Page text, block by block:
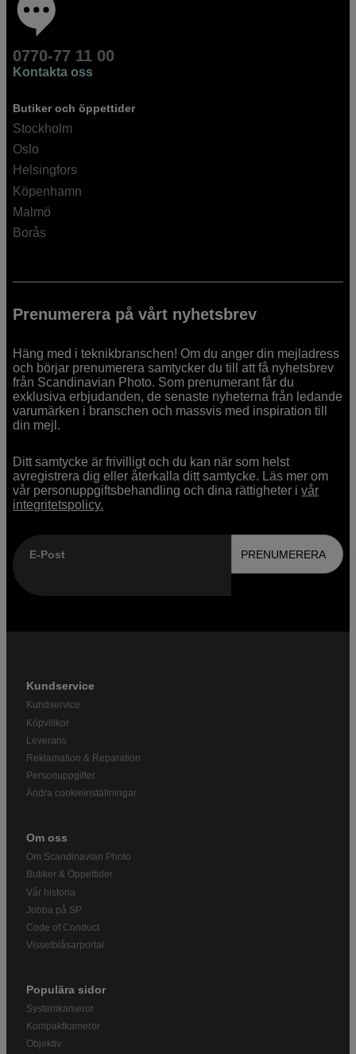
0770-77 11 00
Kontakta oss
Butiker och öppettider
Stockholm
Oslo
Helsingfors
Köpenhamn
Malmö
Borås
Prenumerera på vårt nyhetsbrev
Häng med i teknikbranschen! Om du anger din mejladress
och börjar prenumerera samtycker du till att få nyhetsbrev
från Scandinavian Photo. Som prenumerant får du
exklusiva erbjudanden, de senaste nyheterna från ledande
varumärken i branschen och massvis med inspiration till
din mejl.
Ditt samtycke är frivilligt och du kan när som helst
avregistrera dig eller återkalla ditt samtycke. Läs mer om
vår personuppgiftsbehandling och dina rättigheter ivår
integritetspolicy.
E-Post PRENUMERERA
Kundservice
Kundservice
Köpvillkor
Leverans
Reklamation & Reparation
Personuppgifter
Ändra cookieinställningar
Om oss
Om Scandinavian Photo
Butiker & Öppettider
Vår historia
Jobba på SP
Code of Conduct
Visselblåsarportal
Populära sidor
Systemkameror
Kompaktkameror
Objektiv